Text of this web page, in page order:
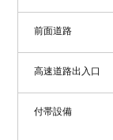
前面道路
高速道路出入口
付帯設備